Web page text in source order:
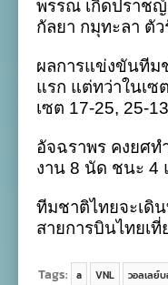
พรรณ เกิดปราช
กัลยา กมุทะลา ตั
ผลการแข่งขันทีม
แรก แต่ทว่าในเซ
เซต 17-25, 25-
อัจฉราพร คงยศ
งาน 8 นัด ชนะ 4
ทีมชาติไทยจะเดิ
สายการบินไทยเ
Tags: a VNL วอลเลย์